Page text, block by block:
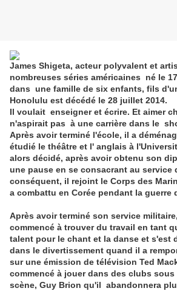
James Shigeta, acteur polyvalent et
nombreuses séries américaines né le
dans une famille de six enfants, fils
Honolulu est décédé le 28 juillet 2014.
Il voulait enseigner et écrire. Et aimer
n'aspirait pas à une carrière dans le
Après avoir terminé l'école, il a
étudié le théâtre et l' anglais à
alors décidé, après avoir obtenu son
une pause en se consacrant au service
conséquent, il rejoint le Corps des
a combattu en Corée pendant la guerre
Après avoir terminé son service militaire,
commencé à trouver du travail en tant
talent pour le chant et la danse et s'est
dans le divertissement quand il a
sur une émission de télévision Ted
commencé à jouer dans des clubs
scène, Guy Brion qu'il abandonnera